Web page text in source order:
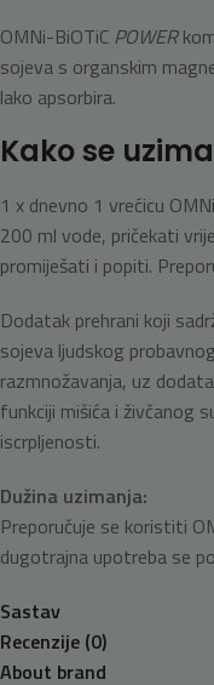
OMNi-BiOTiC POWER
sojeva s organskim
lako apsorbira.
Kako se
1 x dnevno 1 vrećicu
200 ml vode, pričekati
promiješati i popiti.
Dodatak prehrani koji
sojeva ljudskog
razmnožavanja, uz
funkciji mišića i živčanog
iscrpljenosti.
Dužina uzimanja:
Preporučuje se koristiti
dugotrajna upotreba se
Sastav
Recenzije (0)
About brand